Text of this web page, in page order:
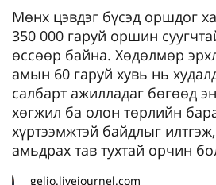
Мөнх цэвдэг бүсэд оршдог
350 000 гаруй оршин
өссөөр байна. Хөдөлмөр
амын 60 гаруй хувь нь
салбарт ажилладаг бөгөөд
хөгжил ба олон төрлийн
хүртээмжтэй байдлыг
амьдрах тав тухтай орчин